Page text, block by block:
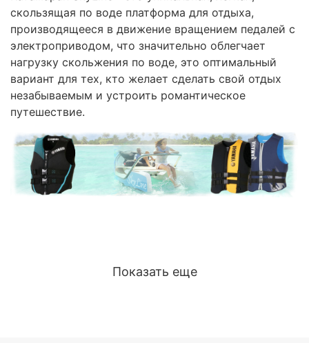
скользящая по воде платформа для отдыха,
производящееся в движение вращением педалей с
электроприводом, что значительно облегчает
нагрузку скольжения по воде, это оптимальный
вариант для тех, кто желает сделать свой отдых
незабываемым и устроить романтическое
путешествие.
Показать еще